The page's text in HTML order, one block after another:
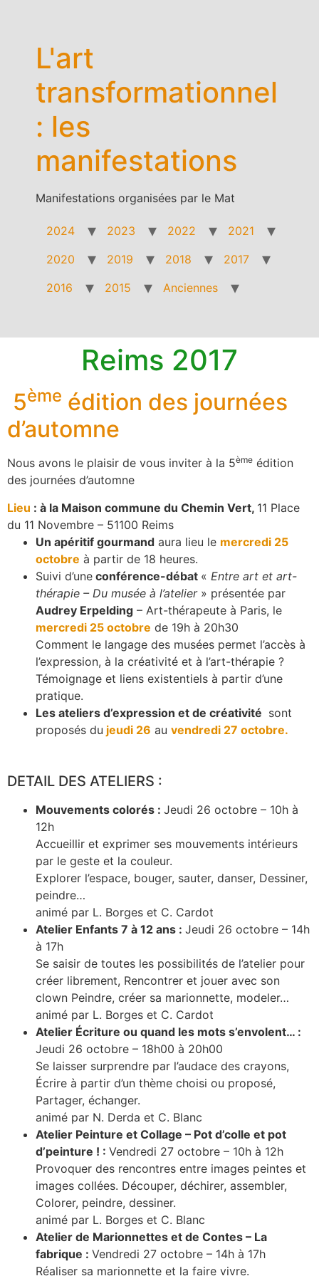
L'art
transformationnel
: les
manifestations
Manifestations organisées par le Mat
2024 2023 2022
2021
2020
2019 2018
2017
2016
2015 Anciennes
Reims 2017
5ème édition des journées
d’automne
Nous avons le plaisir de vous inviter à la 5ème édition
des journées d’automne
Lieu : à la Maison commune du Chemin Vert, 11 Place
du 11 Novembre – 51100 Reims
Un apéritif gourmand aura lieu le mercredi 25
octobre à partir de 18 heures.
Suivi d’une conférence-débat « Entre art et art-
thérapie – Du musée à l’atelier» présentée par
Audrey Erpelding – Art-thérapeute à Paris, le
mercredi 25 octobre de 19h à 20h30
Comment le langage des musées permet l’accès à
l’expression, à la créativité et à l’art-thérapie ?
Témoignage et liens existentiels à partir d’une
pratique.
Les ateliers d’expression et de créativité sont
proposés du jeudi 26 au vendredi 27 octobre.
DETAIL DES ATELIERS :
Mouvements colorés : Jeudi 26 octobre – 10h à
12h
Accueillir et exprimer ses mouvements intérieurs
par le geste et la couleur.
Explorer l’espace, bouger, sauter, danser, Dessiner,
peindre…
animé par L. Borges et C. Cardot
Atelier Enfants 7 à 12 ans : Jeudi 26 octobre – 14h
à 17h
Se saisir de toutes les possibilités de l’atelier pour
créer librement, Rencontrer et jouer avec son
clown Peindre, créer sa marionnette, modeler…
animé par L. Borges et C. Cardot
Atelier Écriture ou quand les mots s’envolent… :
Jeudi 26 octobre – 18h00 à 20h00
Se laisser surprendre par l’audace des crayons,
Écrire à partir d’un thème choisi ou proposé,
Partager, échanger.
animé par N. Derda et C. Blanc
Atelier Peinture et Collage – Pot d’colle et pot
d’peinture ! : Vendredi 27 octobre – 10h à 12h
Provoquer des rencontres entre images peintes et
images collées. Découper, déchirer, assembler,
Colorer, peindre, dessiner.
animé par L. Borges et C. Blanc
Atelier de Marionnettes et de Contes – La
fabrique : Vendredi 27 octobre – 14h à 17h
Réaliser sa marionnette et la faire vivre.